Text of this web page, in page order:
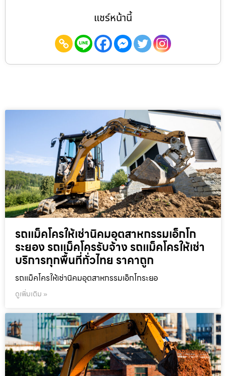
แชร์หน้านี้
รถแม็คโครให้เช่านิคมอุตสาหกรรมเอ็กโก
ระยอง รถแม็คโครรับจ้าง รถแม็คโครให้เช่า
บริการทุกพื้นที่ทั่วไทย ราคาถูก
รถแม็คโครให้เช่านิคมอุตสาหกรรมเอ็กโกระยอ
ดูเพิ่มเติม »